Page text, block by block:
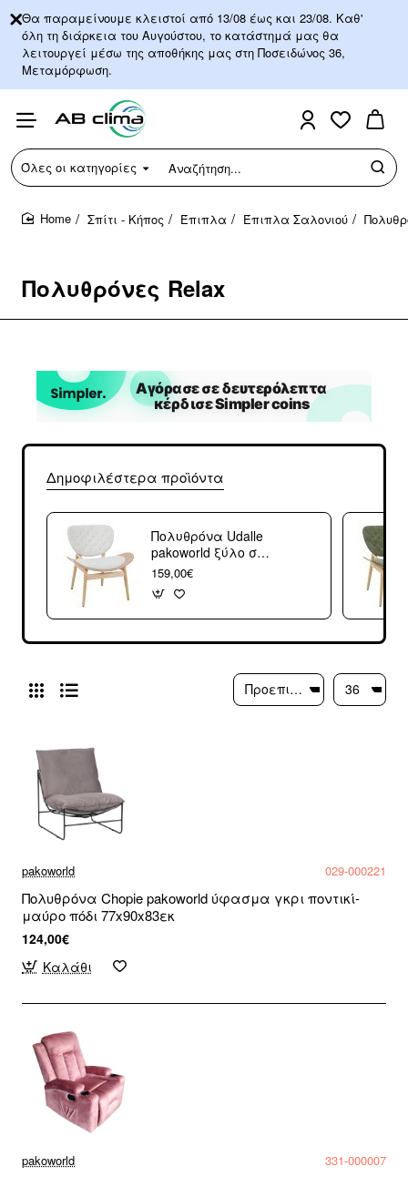
Θα παραμείνουμε κλειστοί από 13/08 έως και 23/08. Καθ'
όλη τη διάρκεια του Αυγούστου, το κατάστημά μας θα
λειτουργεί μέσω της αποθήκης μας στη Ποσειδώνος 36,
Μεταμόρφωση.
Όλες οι κατηγορίες
Αναζήτηση...
Πολυθρόνες Relax
Σπίτι - Κήπος Έπιπλα Έπιπλα Σαλονιού
Δημοφιλέστερα προϊόντα
Πολυθρόνα Udalle
pakoworld ξύλο σε
φυσική απόχρωση
με μπεζ ύφασμα
77x70x81εκ
159,00€
pakoworld 029-000221
Πολυθρόνα Chopie pakoworld ύφασμα γκρι ποντικί-
μαύρο πόδι 77x90x83εκ
124,00€
Καλάθι
pakoworld 331-000007